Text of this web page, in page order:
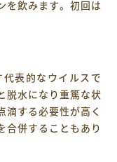
を飲みます。初回は
表的なウイルスで
脱水になり重篤な状
滴する必要性が高く
合併することもあり